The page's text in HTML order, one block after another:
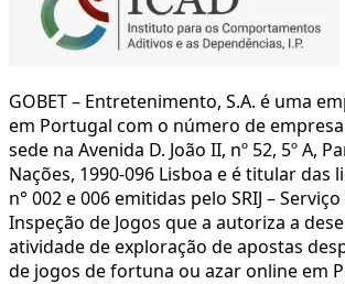
GOBET – Entretenimento, S.A. é uma
em Portugal com o número de empresa
sede na Avenida D. João II, nº 52, 5º A,
Nações, 1990-096 Lisboa e é titular das
n° 002 e 006 emitidas pelo SRIJ –
Inspeção de Jogos que a autoriza a
atividade de exploração de apostas
de jogos de fortuna ou azar online em